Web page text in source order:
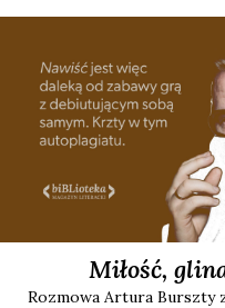
Miłość,
Roz­mo­wa Artu­ra Bursz­ty